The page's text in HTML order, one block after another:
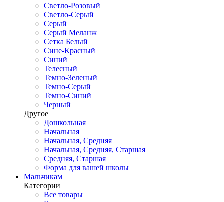
Светло-Розовый
Светло-Серый
Серый
Серый Меланж
Сетка Белый
Сине-Красный
Синий
Телесный
Темно-Зеленый
Темно-Серый
Темно-Синий
Черный
Другое
Дошкольная
Начальная
Начальная, Средняя
Начальная, Средняя, Старшая
Средняя, Старшая
Форма для вашей школы
Мальчикам
Категории
Все товары